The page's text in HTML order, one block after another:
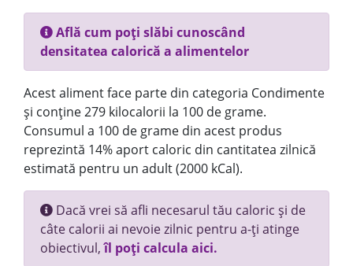
Află cum poți slăbi cunoscând
densitatea calorică a alimentelor
Acest aliment face parte din categoria Condimente
și conține 279 kilocalorii la 100 de grame.
Consumul a 100 de grame din acest produs
reprezintă 14% aport caloric din cantitatea zilnică
estimată pentru un adult (2000 kCal).
Dacă vrei să afli necesarul tău caloric și de
câte calorii ai nevoie zilnic pentru a-ți atinge
obiectivul,îl poți calcula aici.